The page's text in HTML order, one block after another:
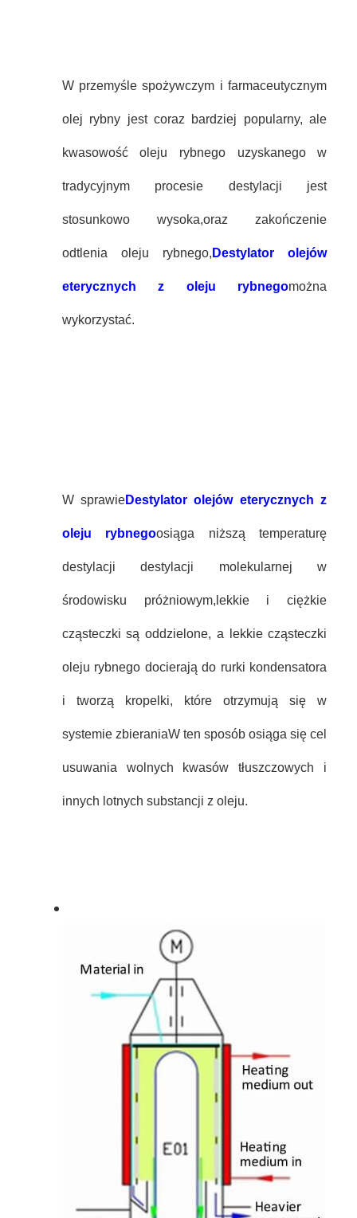
W przemyśle spożywczym i farmaceutycznym
olej rybny jest coraz bardziej popularny, ale
kwasowość oleju rybnego uzyskanego w
tradycyjnym procesie destylacji jest
stosunkowo wysoka,oraz zakończenie
odtlenia oleju rybnego, Destylator olejów
eterycznych z oleju rybnegomożna
wykorzystać.
W sprawieDestylator olejów eterycznych z
oleju rybnegoosiąga niższą temperaturę
destylacji destylacji molekularnej w
środowisku próżniowym,lekkie i ciężkie
cząsteczki są oddzielone, a lekkie cząsteczki
oleju rybnego docierają do rurki kondensatora
i tworzą kropelki, które otrzymują się w
systemie zbieraniaW ten sposób osiąga się cel
usuwania wolnych kwasów tłuszczowych i
innych lotnych substancji z oleju.